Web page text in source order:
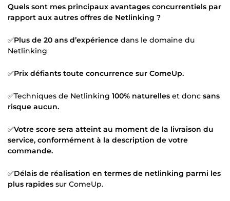
Quels sont mes principaux avantages concurrentiels par
rapport aux autres offres de Netlinking ?
✅Plus de 20 ans d’expérience dans le domaine du
Netlinking
✅Prix défiants toute concurrence sur ComeUp.
✅Techniques de Netlinking 100% naturelles et donc sans
risque aucun.
✅Votre score sera atteint au moment de la livraison du
service, conformément à la description de votre
commande.
✅Délais de réalisation en termes de netlinking parmi les
plus rapides sur ComeUp.